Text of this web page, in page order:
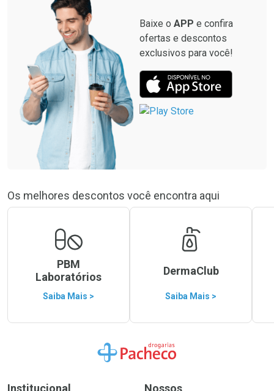
Baixe o APP e confira
ofertas e descontos
exclusivos para você!
Os melhores descontos você encontra aqui
PBM
Laboratórios
Saiba Mais >
DermaClub
Saiba Mais >
Ir para a Home
Institucional
Nossos